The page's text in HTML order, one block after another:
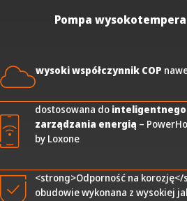
wysoki współczynnik COP
dostosowana do inteligentnego
zarządzania energią –
by Loxone
<strong>Odporność na
obudowie wykonana z wysokiej
Pompa